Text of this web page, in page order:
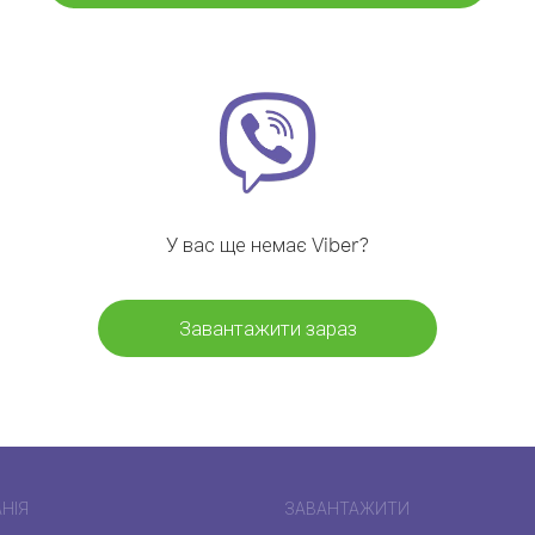
У вас ще немає Viber?
Завантажити зараз
ЗАВАНТАЖИТИ